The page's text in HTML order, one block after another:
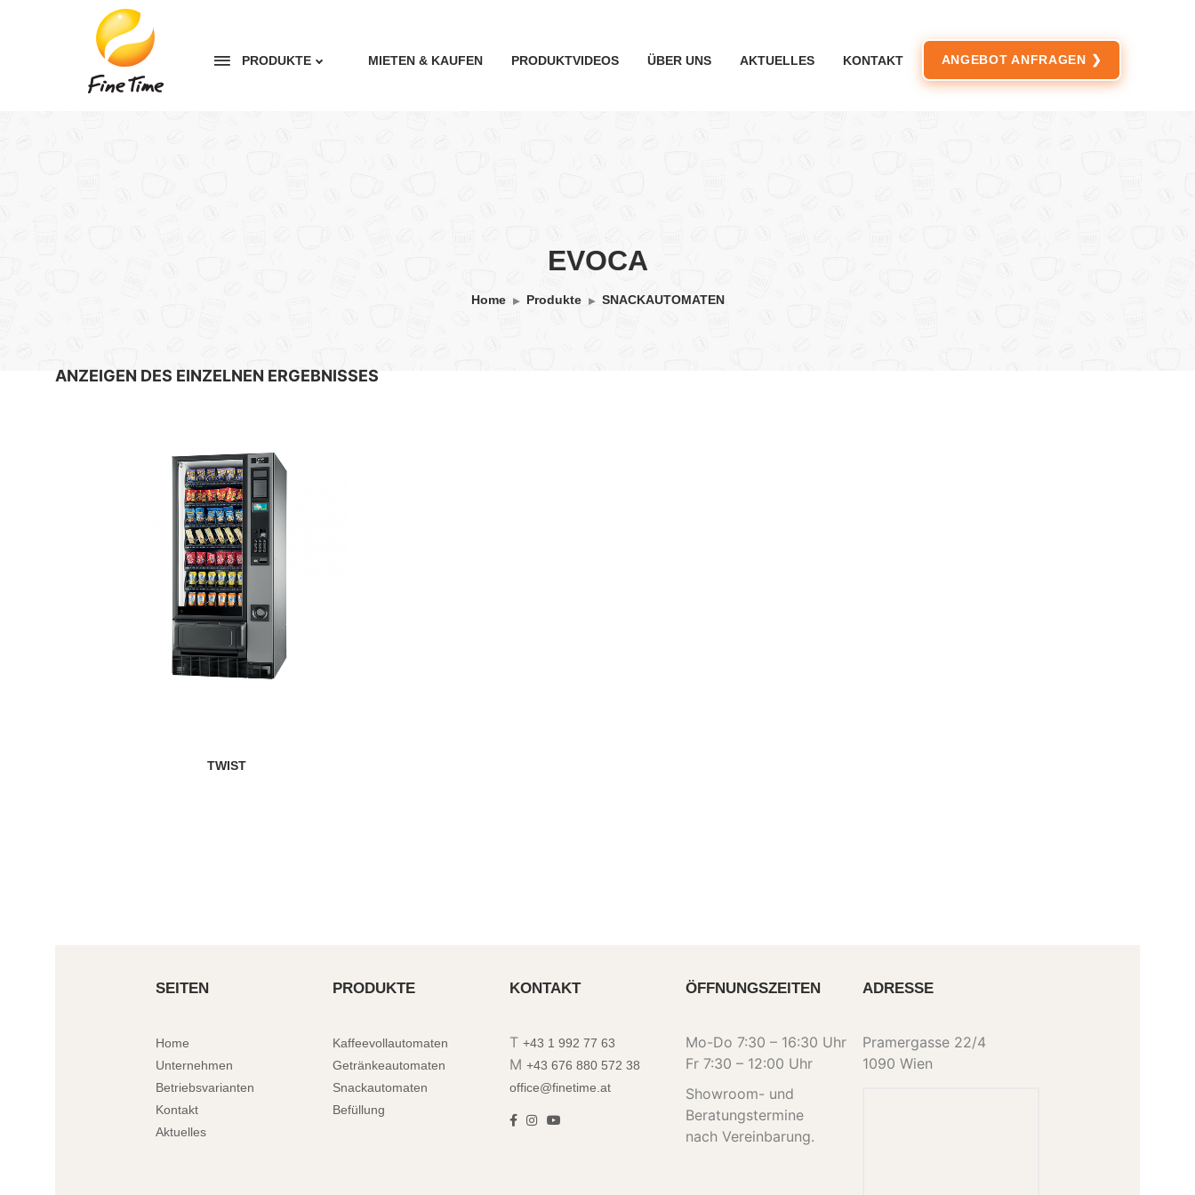
PRODUKTE MIETEN & KAUFEN PRODUKTVIDEOS ÜBER UNS AKTUELLES KONTAKT ANGEBOT ANFRAGEN ❯
EVOCA
Home Produkte SNACKAUTOMATEN
ANZEIGEN DES EINZELNEN ERGEBNISSES
TWIST
SEITEN
Home
Unternehmen
Betriebsvarianten
Kontakt
Aktuelles
PRODUKTE
Kaffeevollautomaten
Getränkeautomaten
Snackautomaten
Befüllung
KONTAKT
T +43 1 992 77 63
M +43 676 880 572 38
office@finetime.at
ÖFFNUNGSZEITEN
Mo-Do 7:30 – 16:30 Uhr
Fr 7:30 – 12:00 Uhr
Showroom- und
Beratungstermine
nach Vereinbarung.
ADRESSE
Pramergasse 22/4
1090 Wien